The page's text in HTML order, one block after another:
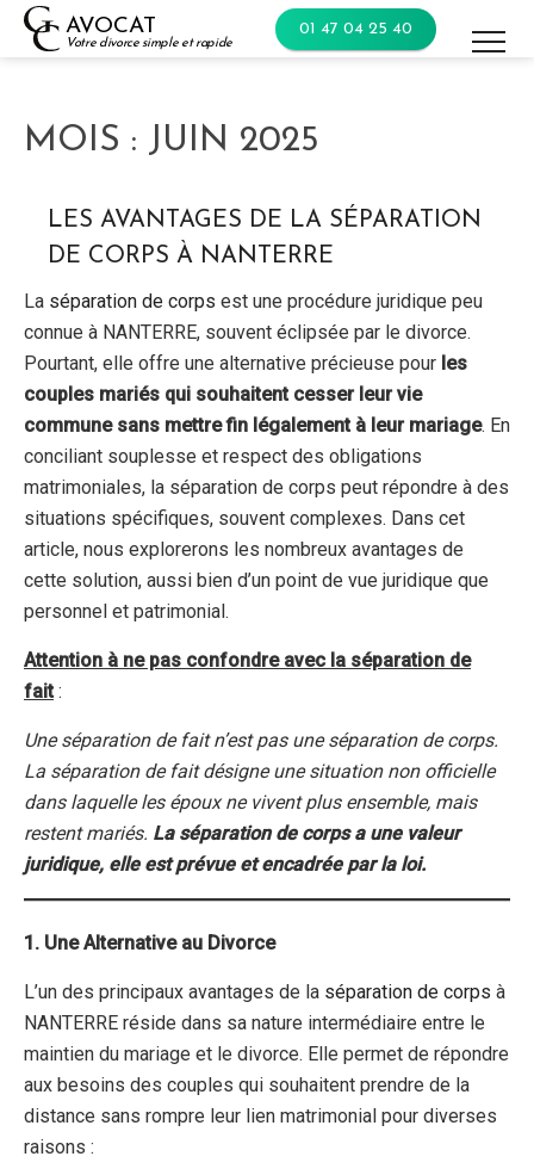
Skip
AVOCAT
Votre divorce simple et rapide
01 47 04 25 40
MOIS : JUIN 2025
LES AVANTAGES DE LA SÉPARATION
DE CORPS À NANTERRE
La séparation de corps est une procédure juridique peu
connue à NANTERRE, souvent éclipsée par le divorce.
Pourtant, elle offre une alternative précieuse pour les
couples mariés qui souhaitent cesser leur vie
commune sans mettre fin légalement à leur mariage. En
conciliant souplesse et respect des obligations
matrimoniales, la séparation de corps peut répondre à des
situations spécifiques, souvent complexes. Dans cet
article, nous explorerons les nombreux avantages de
cette solution, aussi bien d’un point de vue juridique que
personnel et patrimonial.
Attention à ne pas confondre avec la séparation de
fait:
Une séparation de fait n’est pas une séparation de corps.
La séparation de fait désigne une situation non officielle
dans laquelle les époux ne vivent plus ensemble, mais
restent mariés. La séparation de corps a une valeur
juridique, elle est prévue et encadrée par la loi.
1. Une Alternative au Divorce
L’un des principaux avantages de la séparation de corps à
NANTERRE réside dans sa nature intermédiaire entre le
maintien du mariage et le divorce. Elle permet de répondre
aux besoins des couples qui souhaitent prendre de la
distance sans rompre leur lien matrimonial pour diverses
raisons :